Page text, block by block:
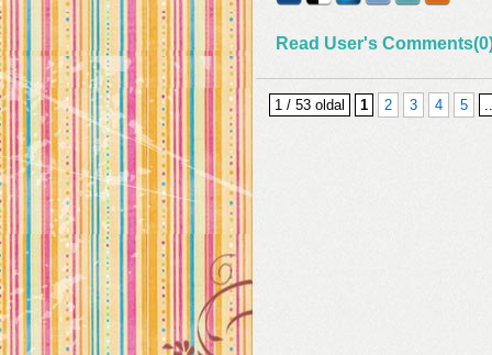
Read User's
1 / 53 oldal 1 2 3 4 5